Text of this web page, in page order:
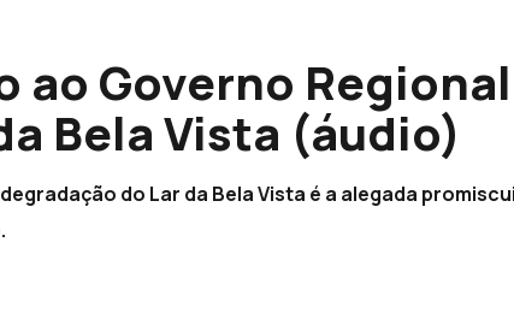
ao Governo Regional
Bela Vista (áudio)
do Lar da Bela Vista é a alegada